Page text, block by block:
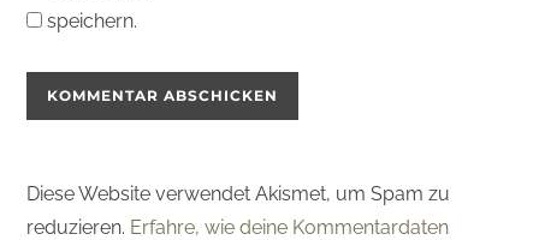
speichern.
Diese Website verwendet Akismet, um Spam zu
reduzieren. Erfahre, wie deine Kommentardaten